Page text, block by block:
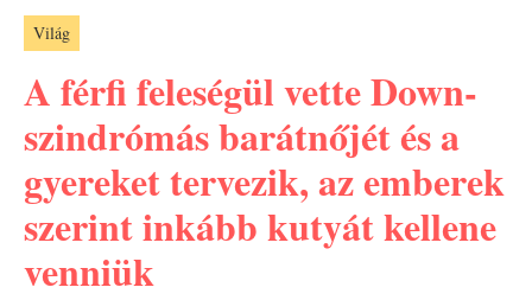
Világ
A férfi feleségül vette Down-
szindrómás barátnőjét és a
gyereket tervezik, az emberek
szerint inkább kutyát kellene
venniük